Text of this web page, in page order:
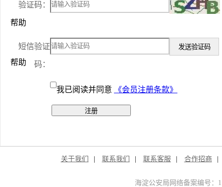
验证码：
帮助
短信验证
码：
发送验证码
帮助
我已阅读并同意 《会员注册条款》
关于我们 联系我们 联系客服 合作招商
海淀公安局网络备案编号：